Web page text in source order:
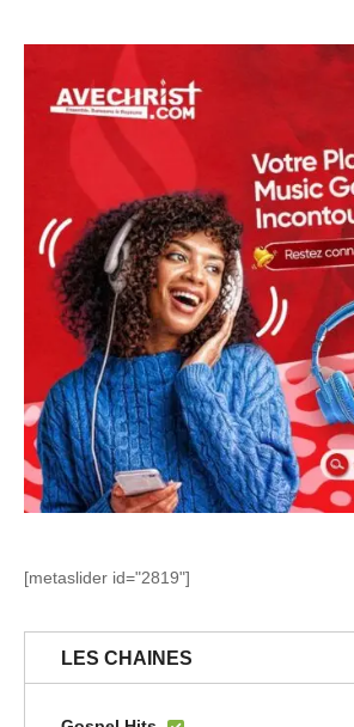
[metaslider id="2819"]
LES CHAINES